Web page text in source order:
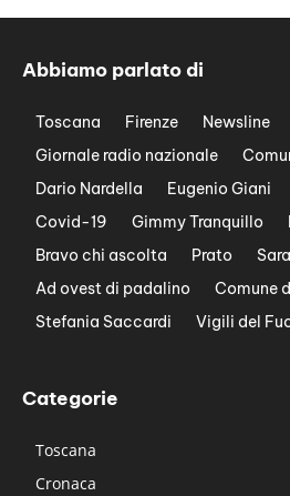
Abbiamo parlato di
Toscana Firenze Newsline
Giornale radio nazionale
Dario Nardella
Eugenio Giani
Covid-19
Gimmy Tranquillo
Bravo chi ascolta
Prato
Ad ovest di padalino
Comune
Stefania Saccardi
Vigili del
Categorie
Toscana
Cronaca